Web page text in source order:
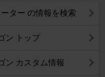
ター の情報を検索
ン トップ
ン カスタム情報